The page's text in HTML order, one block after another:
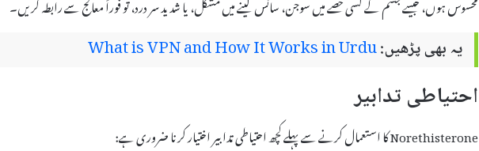
یہ بھی پڑھیں:What is VPN and How It Works in Urdu
احتیاطی تدابیر
Norethisterone کا استعمال کرنے سے پہلے کچھ احتیاطی تدابیر اختیار کرنا ضروری ہے: